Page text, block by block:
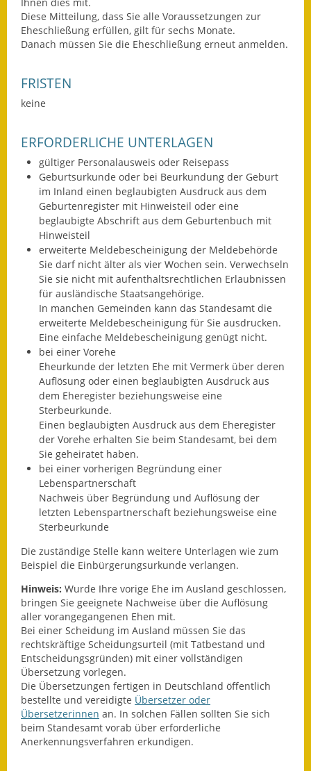
Fundbehörde
Gemeinderat
Sitzungsberichte 2017
Sitzungsberichte 2018
Sitzungsberichte 2019
Gemeindeverwaltung
Haushalt & Finanzen
Eröffnungsbilanz
Abwassergebühr
Grundsteuerreform
Haushaltspläne
Heiraten in Notzingen
Mitarbeiter
Ortsrecht
Wahlen
Leben
Bauen und Wohnen
Diese Mitteilung, dass Sie alle Voraussetzungen zur
Eheschließung erfüllen, gilt für sechs Monate.
Danach müssen Sie die Eheschließung erneut anmelden.
FRISTEN
keine
ERFORDERLICHE UNTERLAGEN
gültiger Personalausweis oder Reisepass
Geburtsurkunde oder bei Beurkundung der Geburt
im Inland einen beglaubigten Ausdruck aus dem
Geburtenregister mit Hinweisteil oder eine
beglaubigte Abschrift aus dem Geburtenbuch mit
Hinweisteil
erweiterte Meldebescheinigung der Meldebehörde
Sie darf nicht älter als vier Wochen sein. Verwechseln
Sie sie nicht mit aufenthaltsrechtlichen Erlaubnissen
für ausländische Staatsangehörige.
In manchen Gemeinden kann das Standesamt die
erweiterte Meldebescheinigung für Sie ausdrucken.
Eine einfache Meldebescheinigung genügt nicht.
bei einer Vorehe
Eheurkunde der letzten Ehe mit Vermerk über deren
Auflösung oder einen beglaubigten Ausdruck aus
dem Eheregister beziehungsweise eine
Sterbeurkunde.
Einen beglaubigten Ausdruck aus dem Eheregister
der Vorehe erhalten Sie beim Standesamt, bei dem
Sie geheiratet haben.
bei einer vorherigen Begründung einer
Lebenspartnerschaft
Nachweis über Begründung und Auflösung der
letzten Lebenspartnerschaft beziehungsweise eine
Sterbeurkunde
Die zuständige Stelle kann weitere Unterlagen wie zum
Beispiel die Einbürgerungsurkunde verlangen.
Hinweis: Wurde Ihre vorige Ehe im Ausland geschlossen,
bringen Sie geeignete Nachweise über die Auflösung
aller vorangegangenen Ehen mit.
Bei einer Scheidung im Ausland müssen Sie das
rechtskräftige Scheidungsurteil (mit Tatbestand und
Entscheidungsgründen) mit einer vollständigen
Übersetzung vorlegen.
Die Übersetzungen fertigen in Deutschland öffentlich
bestellte und vereidigte Übersetzer oder
Übersetzerinnen an. In solchen Fällen sollten Sie sich
beim Standesamt vorab über erforderliche
Anerkennungsverfahren erkundigen.